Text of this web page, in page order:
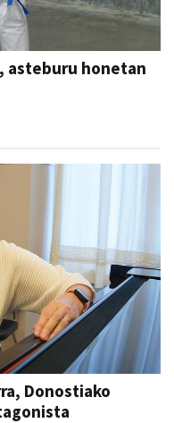
asteburu honetan
Donostiako